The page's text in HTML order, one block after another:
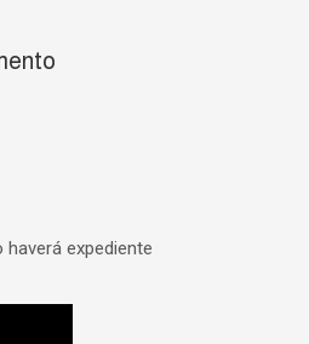
haverá expediente